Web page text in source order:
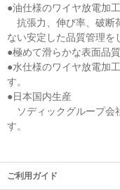
●油仕様のワイヤ放電加
抗張力、伸び率、破断
ない安定した品質管理を
●極めて滑らかな表面品質
●水仕様のワイヤ放電加
す。
●日本国内生産
ソディックグループ会
す。
ご利用ガイド